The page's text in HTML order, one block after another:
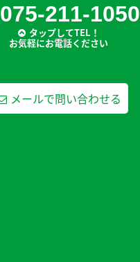
075-211-1050
タップしてTEL！
お気軽にお電話ください
メールで問い合わせる